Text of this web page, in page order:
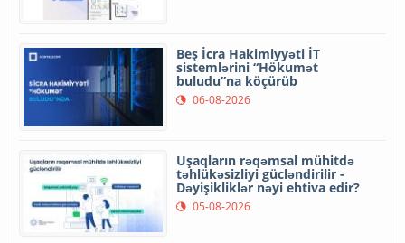
Beş İcra Hakimiyyəti İT
sistemlərini “Hökumət
buludu”na köçürüb
06-08-2026
Uşaqların rəqəmsal mühitdə
təhlükəsizliyi gücləndirilir -
Dəyişikliklər nəyi ehtiva edir?
05-08-2026